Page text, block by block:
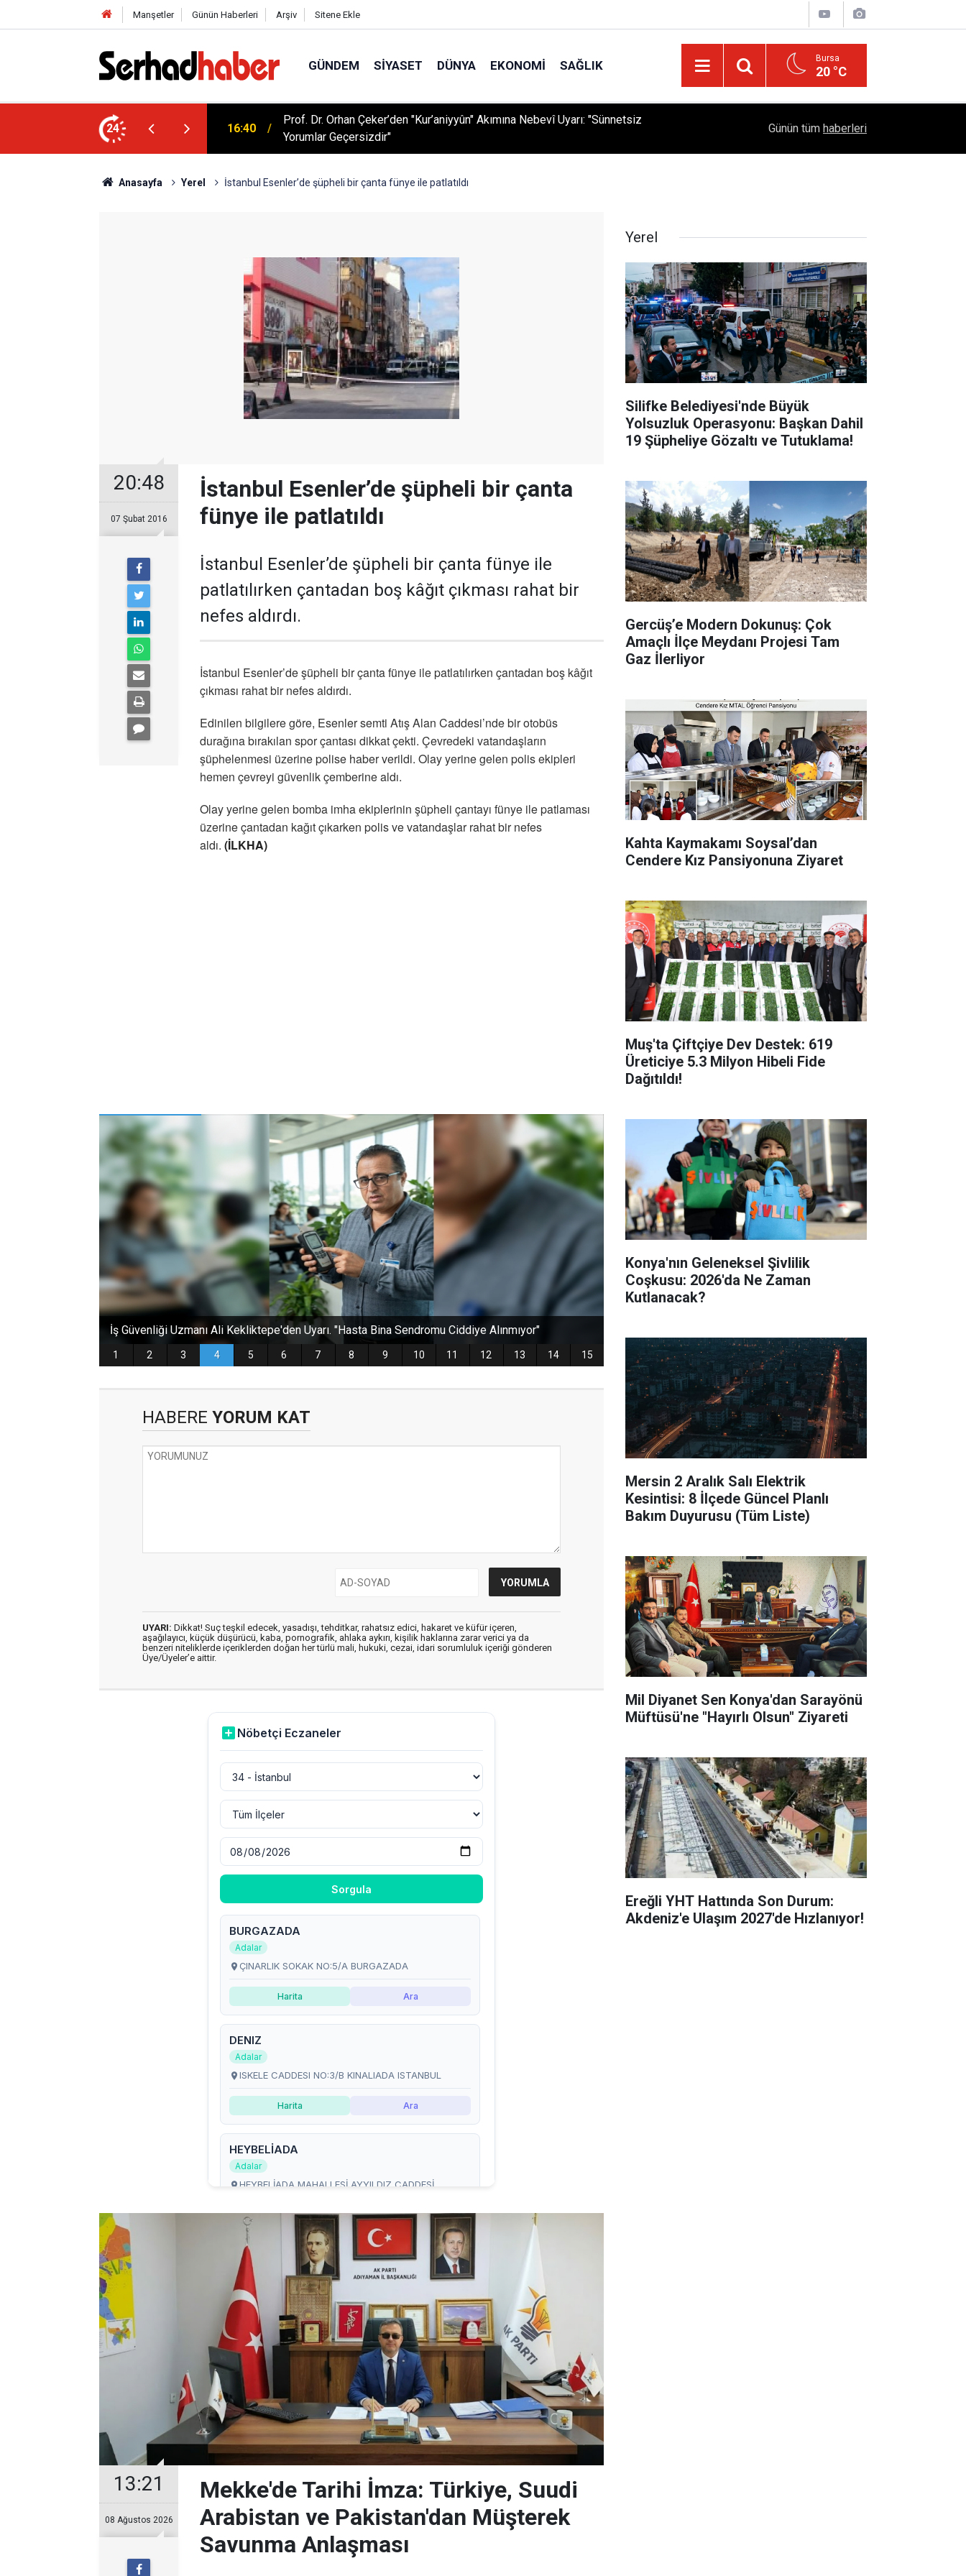
Manşetler Günün Haberleri Arşiv Sitene Ekle
GÜNDEM SIYASET DÜNYA EKONOMI SAĞLIK Bursa
20 °C
24
Kur'an Evlilikte Nasıl Bir Model
16:40
Prof. Dr. Orhan Çeker’den "Kur’aniyyûn" Akımına Nebevî Uyarı: "Sünnetsiz
Yorumlar Geçersizdir"
Sağlıklı Beslenmede Yeni Trend: Düşük
Günün tüm haberleri
Anasayfa Yerel İstanbul Esenler’de şüpheli bir çanta fünye ile patlatıldı
20:48
07 Şubat 2016
İstanbul Esenler’de şüpheli bir çanta
fünye ile patlatıldı
İstanbul Esenler’de şüpheli bir çanta fünye ile
patlatılırken çantadan boş kâğıt çıkması rahat bir
nefes aldırdı.
İstanbul Esenler’de şüpheli bir çanta fünye ile patlatılırken çantadan boş kâğıt
çıkması rahat bir nefes aldırdı.
Edinilen bilgilere göre, Esenler semti Atış Alan Caddesi’nde bir otobüs
durağına bırakılan spor çantası dikkat çekti. Çevredeki vatandaşların
şüphelenmesi üzerine polise haber verildi. Olay yerine gelen polis ekipleri
hemen çevreyi güvenlik çemberine aldı.
Olay yerine gelen bomba imha ekiplerinin şüpheli çantayı fünye ile patlaması
üzerine çantadan kağıt çıkarken polis ve vatandaşlar rahat bir nefes
aldı. (İLKHA)
HABERE YORUM KAT
UYARI: Dikkat! Suç teşkil edecek, yasadışı, tehditkar, rahatsız edici, hakaret ve küfür içeren,
aşağılayıcı, küçük düşürücü, kaba, pornografik, ahlaka aykırı, kişilik haklarına zarar verici ya da
benzeri niteliklerde içeriklerden doğan her türlü mali, hukuki, cezai, idari sorumluluk içeriği gönderen
Üye/Üyeler’e aittir.
13:21
08 Ağustos 2026
Mekke'de Tarihi İmza: Türkiye, Suudi
Arabistan ve Pakistan'dan Müşterek
Savunma Anlaşması
Yerel
Silifke Belediyesi'nde Büyük
Yolsuzluk Operasyonu: Başkan Dahil
19 Şüpheliye Gözaltı ve Tutuklama!
Gercüş’e Modern Dokunuş: Çok
Amaçlı İlçe Meydanı Projesi Tam
Gaz İlerliyor
Kahta Kaymakamı Soysal’dan
Cendere Kız Pansiyonuna Ziyaret
Muş'ta Çiftçiye Dev Destek: 619
Üreticiye 5.3 Milyon Hibeli Fide
Dağıtıldı!
Konya'nın Geleneksel Şivlilik
Coşkusu: 2026'da Ne Zaman
Kutlanacak?
Mersin 2 Aralık Salı Elektrik
Kesintisi: 8 İlçede Güncel Planlı
Bakım Duyurusu (Tüm Liste)
Mil Diyanet Sen Konya'dan Sarayönü
Müftüsü'ne "Hayırlı Olsun" Ziyareti
Ereğli YHT Hattında Son Durum:
Akdeniz'e Ulaşım 2027'de Hızlanıyor!